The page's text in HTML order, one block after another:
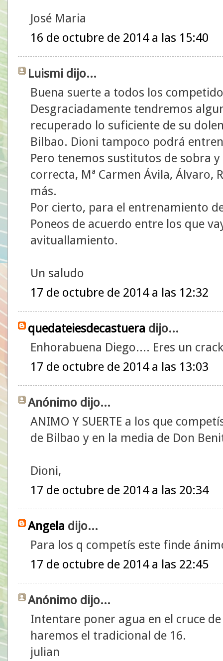
José Maria
16 de octubre de 2014 a las 15:40
Luismi dijo...
Buena suerte a todos los
Desgraciadamente tendremos
recuperado lo suficiente de su
Bilbao. Dioni tampoco podrá
Pero tenemos sustitutos de sobra
correcta, Mª Carmen Ávila, Álvaro,
más.
Por cierto, para el entrenamiento
Poneos de acuerdo entre los que
avituallamiento.
Un saludo
17 de octubre de 2014 a las 12:32
quedateiesdecastuera dijo...
Enhorabuena Diego.... Eres un
17 de octubre de 2014 a las 13:03
Anónimo dijo...
ANIMO Y SUERTE a los que
de Bilbao y en la media de Don
Dioni,
17 de octubre de 2014 a las 20:34
Angela dijo...
Para los q competís este finde
17 de octubre de 2014 a las 22:45
Anónimo dijo...
Intentare poner agua en el cruce
haremos el tradicional de 16.
julian